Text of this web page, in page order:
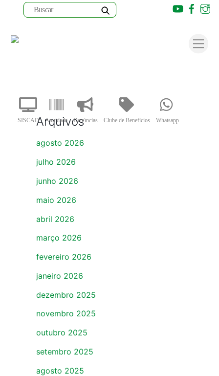
SISCAD Anuidade Denúncias Clube de Benefícios Whatsapp
Youtube
Arquivos
agosto 2026
julho 2026
junho 2026
maio 2026
abril 2026
março 2026
fevereiro 2026
janeiro 2026
dezembro 2025
novembro 2025
outubro 2025
setembro 2025
agosto 2025